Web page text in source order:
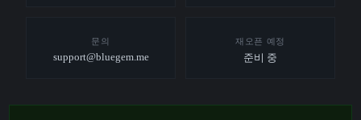
문의
support@bluegem.me
재오픈 예정
준비 중